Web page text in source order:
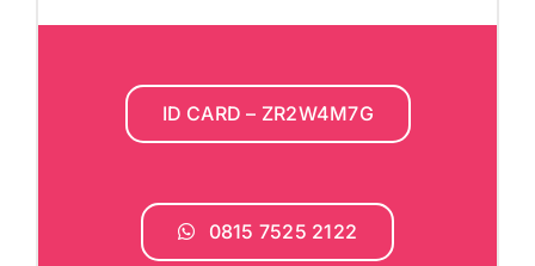
ID CARD – ZR2W4M7G
0815 7525 2122